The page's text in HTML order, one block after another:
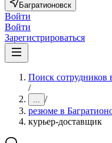
Багратионовск
Войти
Войти
Зарегистрироваться
Поиск сотрудников
/
... /
резюме в
курьер-доставщик